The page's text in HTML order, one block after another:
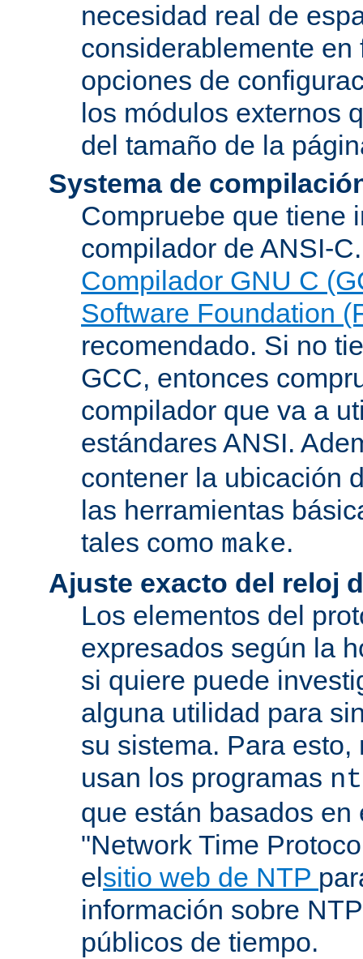
necesidad real de
considerablemente en
opciones de
los módulos externos
del tamaño de la
Systema de
Compruebe que tiene
compilador de ANSI-
Compilador GNU C
Software Foundation
recomendado. Si no
GCC, entonces
compilador que va a
estándares ANSI.
contener la ubicación
las herramientas
tales como make.
Ajuste exacto del reloj
Los elementos del
expresados según la
si quiere puede
alguna utilidad para
su sistema. Para esto,
usan los programas
que están basados en
"Network Time
elsitio web de NTP
información sobre
públicos de tiempo.